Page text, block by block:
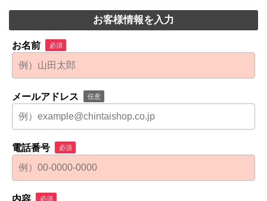
お客様情報を入力
お名前 必須
メールアドレス 任意
電話番号 必須
内容 必須